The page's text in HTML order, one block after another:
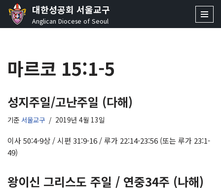
콘
로
건
뛰
기
대한성공회 서울교구
Anglican Diocese of Seoul
마르코 15:1-5
성지주일/고난주일 (다해)
기준 서울교구 2019년 4월 13일
이사 50:4-9상 / 시편 31:9-16 / 루가 22:14-23:56 (또는 루가 23:1-
49)
왕이신 그리스도 주일 / 연중34주 (나해)